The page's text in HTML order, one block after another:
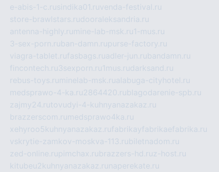
e-abis-1-c.rusindika01.ruvenda-festival.ru
store-brawlstars.rudooraleksandria.ru
antenna-highly.ru mine-lab-msk.ru1-mus.ru
3-sex-porn.ruban-damn.rupurse-factory.ru
viagra-tablet.rufasbags.ruadler-jun.rubandamn.ru
fincontech.ru3sexporn.ru1mus.rudarksand.ru
rebus-toys.ru minelab-msk.rualabuga-cityhotel.ru
medsprawo-4-ka.ru2864420.rublagodarenie-spb.ru
zajmy24.rutovudyi-4-kuhnyanazakaz.ru
brazzerscom.ru medsprawo4ka.ru
xehyroo5kuhnyanazakaz.rufabrikayfabrikaefabrika.ru
vskrytie-zamkov-moskva-113.rubiletnadom.ru
zed-online.rupimchax.rubrazzers-hd.ruz-host.ru
kitubeu2kuhnyanazakaz.ru naperekate.ru